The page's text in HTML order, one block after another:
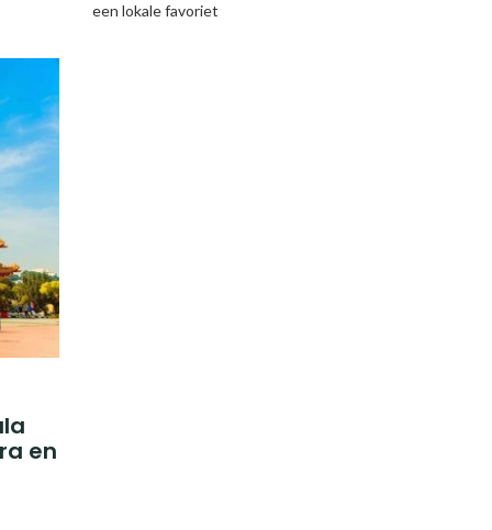
en
een lokale favoriet